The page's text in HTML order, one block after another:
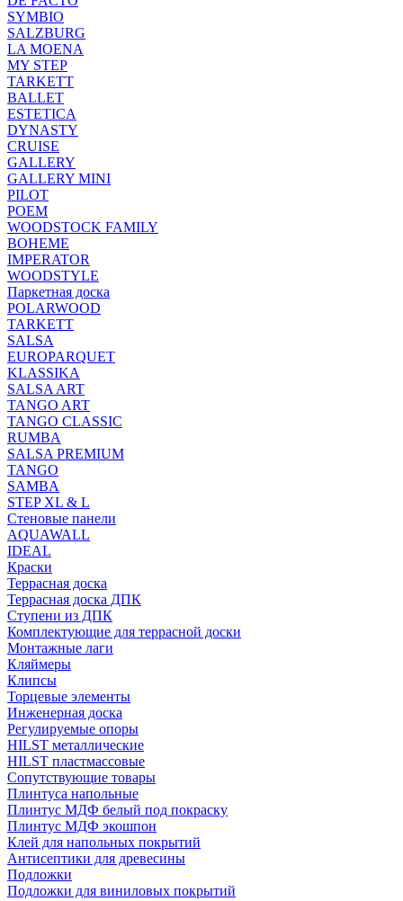
SYMBIO
SALZBURG
LA MOENA
MY STEP
TARKETT
BALLET
ESTETICA
DYNASTY
CRUISE
GALLERY
GALLERY MINI
PILOT
POEM
WOODSTOCK FAMILY
BOHEME
IMPERATOR
WOODSTYLE
Паркетная доска
POLARWOOD
TARKETT
SALSA
EUROPARQUET
KLASSIKA
SALSA ART
TANGO ART
TANGO CLASSIC
RUMBA
SALSA PREMIUM
TANGO
SAMBA
STEP XL & L
Стеновые панели
AQUAWALL
IDEAL
Краски
Террасная доска
Террасная доска ДПК
Ступени из ДПК
Комплектующие для террасной доски
Монтажные лаги
Кляймеры
Клипсы
Торцевые элементы
Инженерная доска
Регулируемые опоры
HILST металлические
HILST пластмассовые
Сопутствующие товары
Плинтуса напольные
Плинтус МДФ белый под покраску
Плинтус МДФ экошпон
Клей для напольных покрытий
Антисептики для древесины
Подложки
Подложки для виниловых покрытий